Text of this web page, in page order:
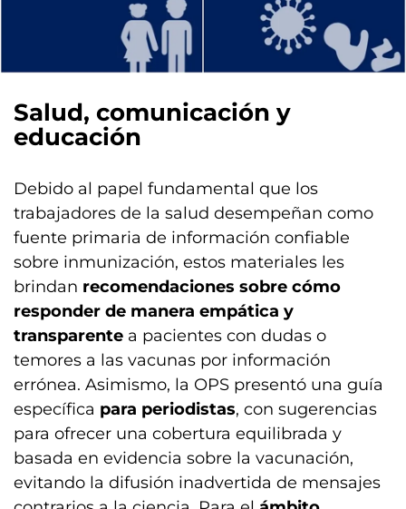
Salud, comunicación y
educación
Debido al papel fundamental que los
trabajadores de la salud desempeñan como
fuente primaria de información confiable
sobre inmunización, estos materiales les
brindan recomendaciones sobre cómo
responder de manera empática y
transparente a pacientes con dudas o
temores a las vacunas por información
errónea. Asimismo, la OPS presentó una guía
específica para periodistas, con sugerencias
para ofrecer una cobertura equilibrada y
basada en evidencia sobre la vacunación,
evitando la difusión inadvertida de mensajes